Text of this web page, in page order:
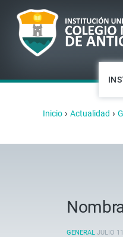
Inicio › Actualidad ›
GENERAL JULIO